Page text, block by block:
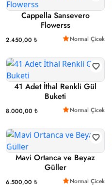
Cappella Sansevero
Flowerss
2.450,00 ₺ Normal Çicek
41 Adet İthal Renkli Gül
Buketi
8.000,00 ₺ Normal Çicek
Mavi Ortanca ve Beyaz
Güller
6.500,00 ₺ Normal Çicek